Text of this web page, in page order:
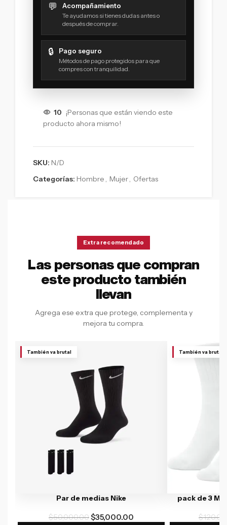
💬 Acompañamiento
Te ayudamos si tienes dudas antes o
después de comprar.
🔒 Pago seguro
Métodos de pago protegidos para que
compres con tranquilidad.
10 ¡Personas que están viendo este
producto ahora mismo!
SKU: N/D
Categorías: Hombre Mujer Ofertas
Extra recomendado
Las personas que compran
este producto también
llevan
Agrega ese extra que protege, complementa y
mejora tu compra.
También va brutal
Par de medias Nike
$50,000.00$35,000.00
También va brutal
pack de 3
$